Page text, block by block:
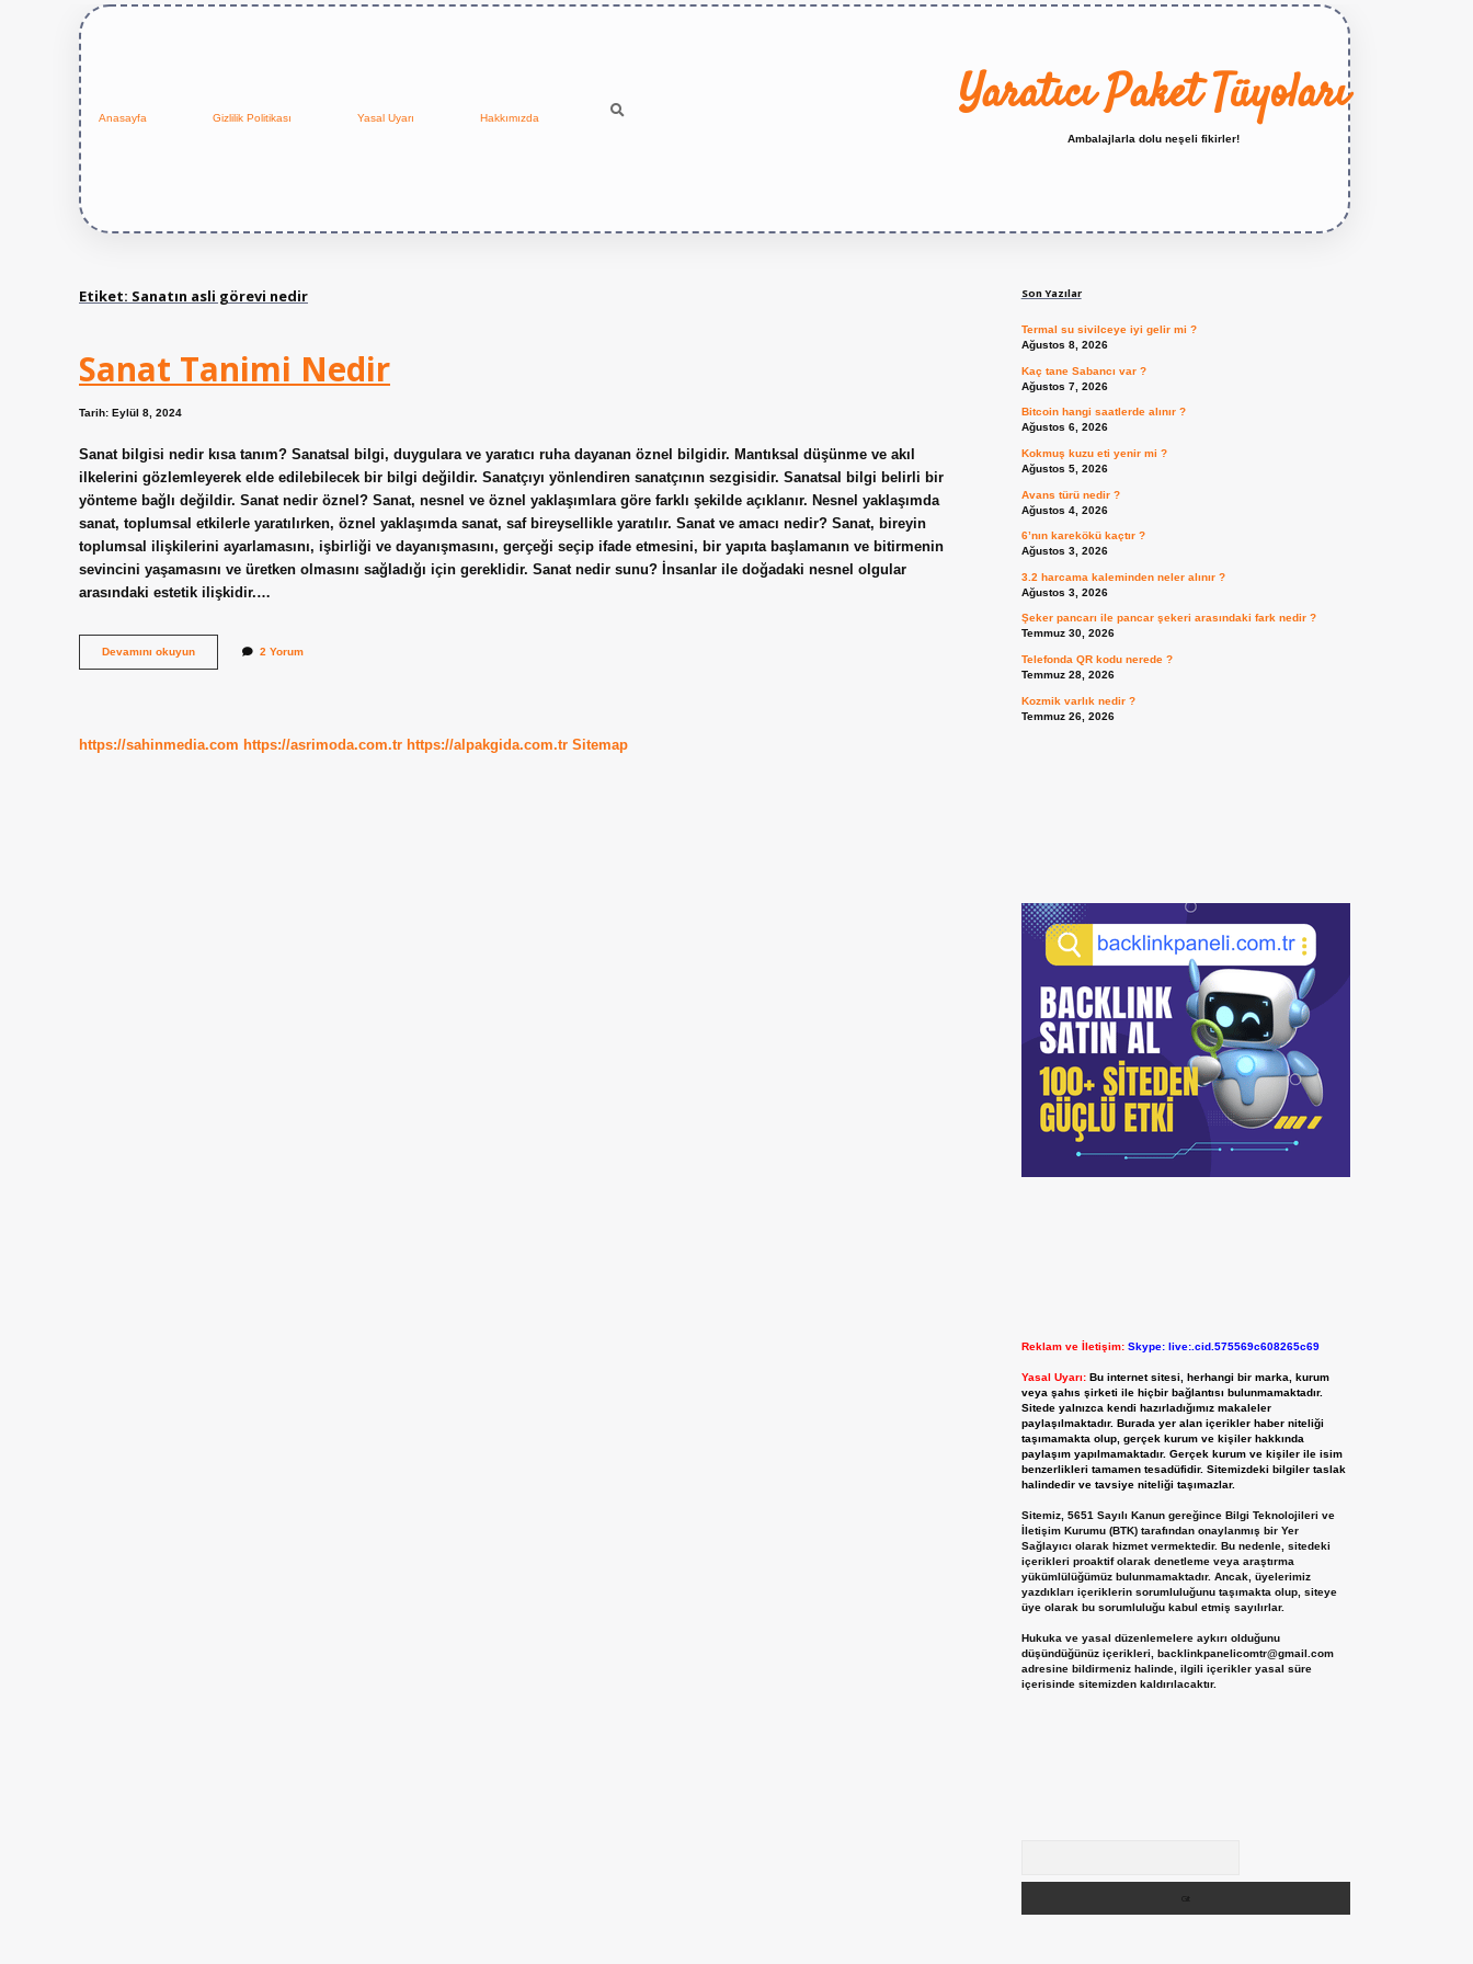
Anasayfa Gizlilik Politikası Yasal Uyarı Hakkımızda Yaratıcı Paket Tüyoları
Ambalajlarla dolu neşeli fikirler!
Etiket: Sanatın asli görevi nedir
Sanat Tanimi Nedir
Tarih: Eylül 8, 2024
Sanat bilgisi nedir kısa tanım? Sanatsal bilgi, duygulara ve yaratıcı ruha dayanan öznel bilgidir. Mantıksal düşünme ve akıl
ilkelerini gözlemleyerek elde edilebilecek bir bilgi değildir. Sanatçıyı yönlendiren sanatçının sezgisidir. Sanatsal bilgi belirli bir
yönteme bağlı değildir. Sanat nedir öznel? Sanat, nesnel ve öznel yaklaşımlara göre farklı şekilde açıklanır. Nesnel yaklaşımda
sanat, toplumsal etkilerle yaratılırken, öznel yaklaşımda sanat, saf bireysellikle yaratılır. Sanat ve amacı nedir? Sanat, bireyin
toplumsal ilişkilerini ayarlamasını, işbirliği ve dayanışmasını, gerçeği seçip ifade etmesini, bir yapıta başlamanın ve bitirmenin
sevincini yaşamasını ve üretken olmasını sağladığı için gereklidir. Sanat nedir sunu? İnsanlar ile doğadaki nesnel olgular
arasındaki estetik ilişkidir.…
Devamını okuyunSanat
Tanimi
2 Yorum
https://sahinmedia.com https://asrimoda.com.tr https://alpakgida.com.tr Sitemap
Son Yazılar
Termal su sivilceye iyi gelir mi ?
Ağustos 8, 2026
Kaç tane Sabancı var ?
Ağustos 7, 2026
Bitcoin hangi saatlerde alınır ?
Ağustos 6, 2026
Kokmuş kuzu eti yenir mi ?
Ağustos 5, 2026
Avans türü nedir ?
Ağustos 4, 2026
6’nın karekökü kaçtır ?
Ağustos 3, 2026
3.2 harcama kaleminden neler alınır ?
Ağustos 3, 2026
Şeker pancarı ile pancar şekeri arasındaki fark nedir ?
Temmuz 30, 2026
Telefonda QR kodu nerede ?
Temmuz 28, 2026
Kozmik varlık nedir ?
Temmuz 26, 2026
Reklam ve İletişim: Skype: live:.cid.575569c608265c69
Yasal Uyarı: Bu internet sitesi, herhangi bir marka, kurum
veya şahıs şirketi ile hiçbir bağlantısı bulunmamaktadır.
Sitede yalnızca kendi hazırladığımız makaleler
paylaşılmaktadır. Burada yer alan içerikler haber niteliği
taşımamakta olup, gerçek kurum ve kişiler hakkında
paylaşım yapılmamaktadır. Gerçek kurum ve kişiler ile isim
benzerlikleri tamamen tesadüfidir. Sitemizdeki bilgiler taslak
halindedir ve tavsiye niteliği taşımazlar.
Sitemiz, 5651 Sayılı Kanun gereğince Bilgi Teknolojileri ve
İletişim Kurumu (BTK) tarafından onaylanmış bir Yer
Sağlayıcı olarak hizmet vermektedir. Bu nedenle, sitedeki
içerikleri proaktif olarak denetleme veya araştırma
yükümlülüğümüz bulunmamaktadır. Ancak, üyelerimiz
yazdıkları içeriklerin sorumluluğunu taşımakta olup, siteye
üye olarak bu sorumluluğu kabul etmiş sayılırlar.
Hukuka ve yasal düzenlemelere aykırı olduğunu
düşündüğünüz içerikleri, backlinkpanelicomtr@gmail.com
adresine bildirmeniz halinde, ilgili içerikler yasal süre
içerisinde sitemizden kaldırılacaktır.